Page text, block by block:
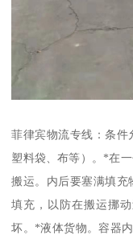
菲律宾物流专线：条件
塑料袋、布等）。*在
搬运。内后要塞满填充
填充，以防在搬运挪
坏。*液体货物。容器